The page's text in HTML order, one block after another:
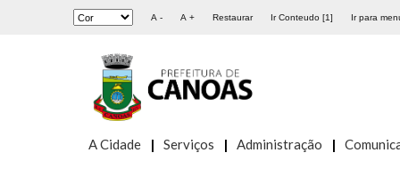
A - A + Restaurar Ir Conteudo [1] Ir para
A Cidade Serviços Administração